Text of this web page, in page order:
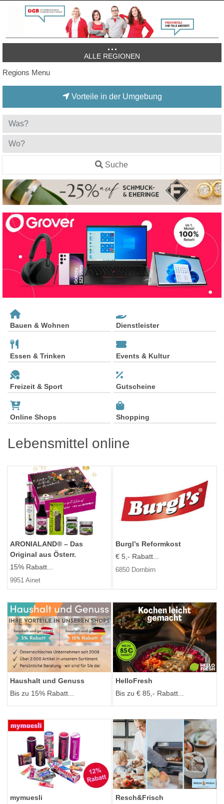
ALLE REGIONEN
Regions Menu
Vorteile in der Umgebung
Suche
Bauen & Wohnen Dienstleister
Essen & Trinken Events & Kultur
Freizeit & Sport Gutscheine
Online Shops Shopping
Lebensmittel online
ARONIALAND® – Das
Original aus Österr.
15% Rabatt...
9951 Ainet
Burgl’s Reformkost
€ 5,- Rabatt...
6850 Dornbirn
Haushalt und Genuss
Bis zu 15% Rabatt...
HelloFresh
Bis zu € 85,- Rabatt...
mymuesli
Resch&Frisch